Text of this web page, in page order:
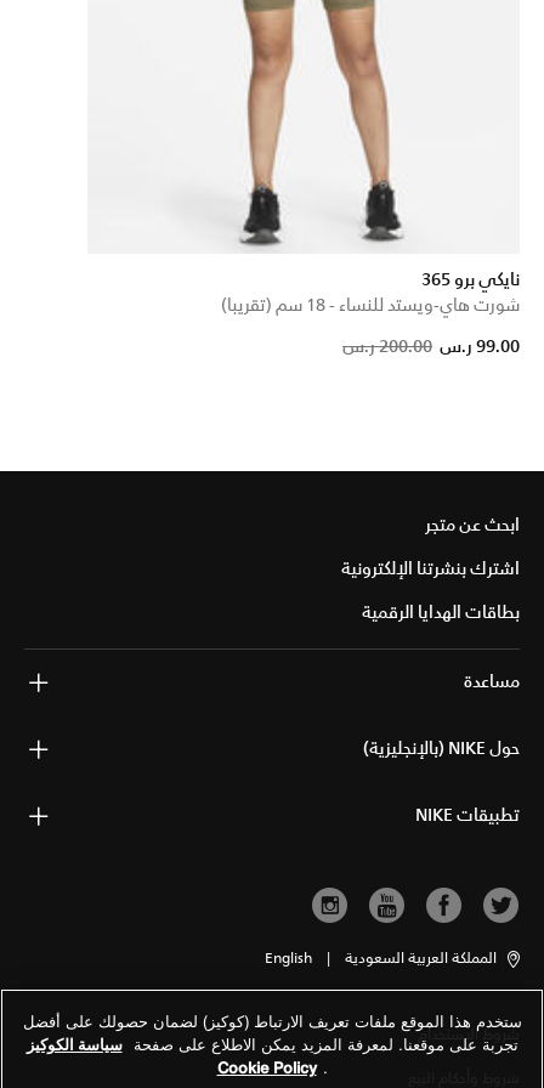
نايكي برو 365
شورت هاي-ويستد للنساء - 18 سم (تقريبا)
Price reduced200.00 ر.س to 99.00 ر.س
ابحث عن متجر
اشترك بنشرتنا الإلكترونية
بطاقات الهدايا الرقمية
مساعدة
حول NIKE (بالإنجليزية)
تطبيقات NIKE
المملكة العربية السعودية |
English
شروط الاستخدام
ستخدم هذا الموقع ملفات تعريف الارتباط (كوكيز) لضمان حصولك على أفضل
تجربة على موقعنا. لمعرفة المزيد يمكن الاطلاع على صفحة سياسة الكوكيز
.
Cookie Policy